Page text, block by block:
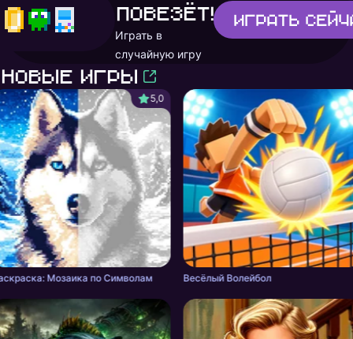
повезёт!
Играть в
случайную игру
Играть
Новые игры
5,0
Мозаика по Символам Весёлый Волейбол